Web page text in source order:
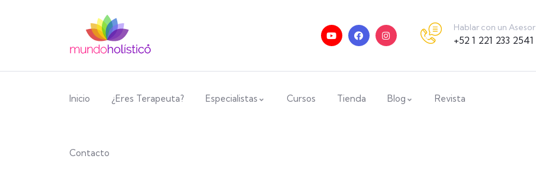
Hablar con un Asesor
+52 1 221 233 2541
Inicio ¿Eres Terapeuta? Especialistas Cursos Tienda Blog Revista
Contacto